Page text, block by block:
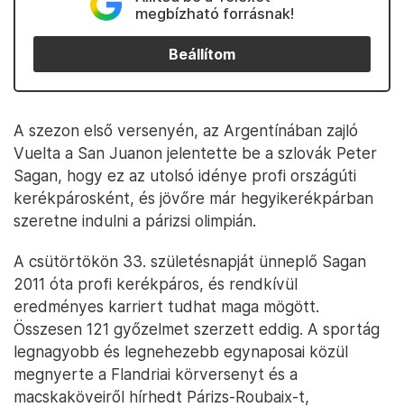
megbízható forrásnak!
Beállítom
A szezon első versenyén, az Argentínában zajló
Vuelta a San Juanon jelentette be a szlovák Peter
Sagan, hogy ez az utolsó idénye profi országúti
kerékpárosként, és jövőre már hegyikerékpárban
szeretne indulni a párizsi olimpián.
A csütörtökön 33. születésnapját ünneplő Sagan
2011 óta profi kerékpáros, és rendkívül
eredményes karriert tudhat maga mögött.
Összesen 121 győzelmet szerzett eddig. A sportág
legnagyobb és legnehezebb egynaposai közül
megnyerte a Flandriai körversenyt és a
macskaköveiről hírhedt Párizs-Roubaix-t,